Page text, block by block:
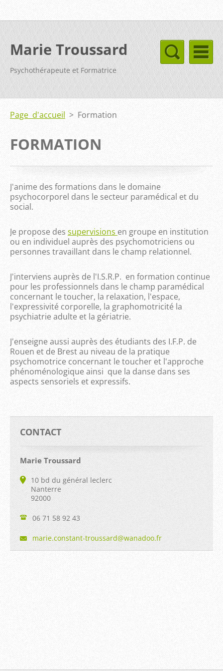
Marie Troussard
Psychothérapeute et Formatrice
Page d'accueil > Formation
FORMATION
J'anime des formations dans le domaine
psychocorporel dans le secteur paramédical et du
social.
Je propose des supervisions en groupe en institution
ou en individuel auprès des psychomotriciens ou
personnes travaillant dans le champ relationnel.
J'interviens auprès de l'I.S.R.P. en formation continue
pour les professionnels dans le champ paramédical
concernant le toucher, la relaxation, l'espace,
l'expressivité corporelle, la graphomotricité la
psychiatrie adulte et la gériatrie.
J'enseigne aussi auprès des étudiants des I.F.P. de
Rouen et de Brest au niveau de la pratique
psychomotrice concernant le toucher et l'approche
phénoménologique ainsi que la danse dans ses
aspects sensoriels et expressifs.
CONTACT
Marie Troussard
10 bd du général leclerc
Nanterre
92000
06 71 58 92 43
marie.constant-troussard@wanadoo.fr